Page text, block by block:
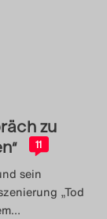
Blog
zu
11
sein
„Tod
…